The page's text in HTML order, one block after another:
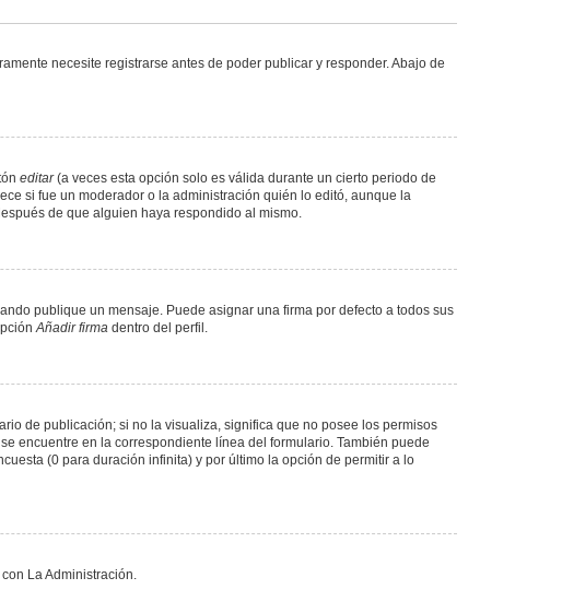
necesite registrarse antes de poder publicar y responder. Abajo de
editar(a veces esta opción solo es válida durante un cierto periodo de
si fue un moderador o la administración quién lo editó, aunque la
de que alguien haya respondido al mismo.
publique un mensaje. Puede asignar una firma por defecto a todos sus
Añadir firma dentro del perfil.
de publicación; si no la visualiza, significa que no posee los permisos
encuentre en la correspondiente línea del formulario. También puede
(0 para duración infinita) y por último la opción de permitir a lo
La Administración.